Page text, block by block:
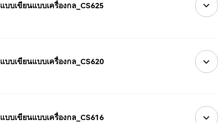
แบบเขียนแบบเครื่องกล_CS625
แบบเขียนแบบเครื่องกล_CS620
แบบเขียนแบบเครื่องกล_CS616